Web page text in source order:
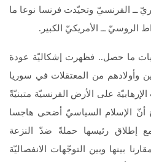
ــ الفرنسيّ وتحيّدت فرنسا نوعا ما
الروسيّ ــ الأمريكيّ الكبير.
ما حصل.. فظهرت إشكاليّة عودة
وأولادهم من المعتقلات في سوريا
على الأرض الفرنسيّة متبنيّةً
الإسلام السياسيّ أضحى هاجسا
إطلاق رئيسها حملةً ضدّ النزعة
بينها وبين التوجّهات الانفصاليّة